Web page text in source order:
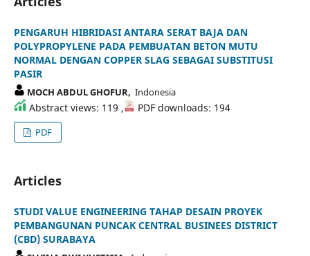
PENGARUH HIBRIDASI ANTARA SERAT BAJA DAN
POLYPROPYLENE PADA PEMBUATAN BETON MUTU
NORMAL DENGAN COPPER SLAG SEBAGAI SUBSTITUSI
PASIR
MOCH ABDUL GHOFUR, Indonesia
Abstract views: 119 , PDF downloads: 194
PDF
Articles
STUDI VALUE ENGINEERING TAHAP DESAIN PROYEK
PEMBANGUNAN PUNCAK CENTRAL BUSINEES DISTRICT
(CBD) SURABAYA